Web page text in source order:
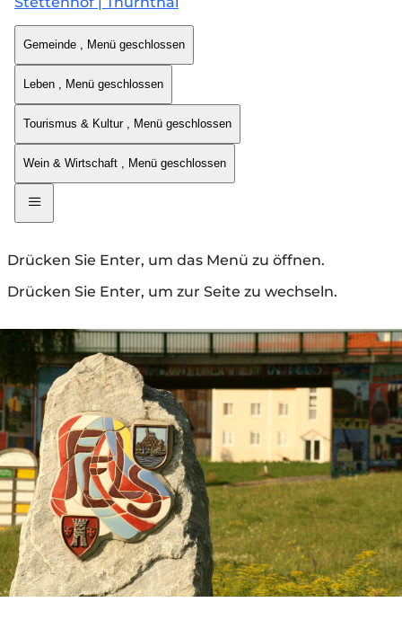
Gemeinde , Menü geschlossen
Leben , Menü geschlossen
Tourismus & Kultur , Menü geschlossen
Wein & Wirtschaft , Menü geschlossen
Drücken Sie Enter, um das Menü zu öffnen.
Drücken Sie Enter, um zur Seite zu wechseln.